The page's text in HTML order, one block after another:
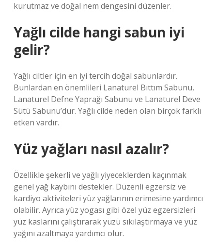
kurutmaz ve doğal nem dengesini düzenler.
Yağlı cilde hangi sabun iyi
gelir?
Yağlı ciltler için en iyi tercih doğal sabunlardır.
Bunlardan en önemlileri Lanaturel Bıttım Sabunu,
Lanaturel Defne Yaprağı Sabunu ve Lanaturel Deve
Sütü Sabunu’dur. Yağlı cilde neden olan birçok farklı
etken vardır.
Yüz yağları nasıl azalır?
Özellikle şekerli ve yağlı yiyeceklerden kaçınmak
genel yağ kaybını destekler. Düzenli egzersiz ve
kardiyo aktiviteleri yüz yağlarının erimesine yardımcı
olabilir. Ayrıca yüz yogası gibi özel yüz egzersizleri
yüz kaslarını çalıştırarak yüzü sıkılaştırmaya ve yüz
yağını azaltmaya yardımcı olur.